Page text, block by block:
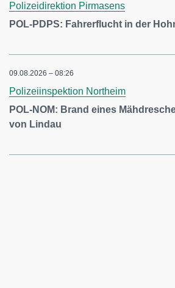
Polizeidirektion Pirmasens
POL-PDPS: Fahrerflucht in der
09.08.2026 – 08:26
Polizeiinspektion Northeim
POL-NOM: Brand eines
von Lindau